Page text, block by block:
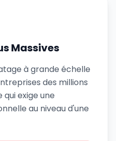
Massives
à grande échelle
des millions
qui exige une
au niveau d'une